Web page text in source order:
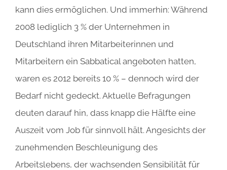
kann dies ermöglichen. Und immerhin: Während
2008 lediglich 3 % der Unternehmen in
Deutschland ihren Mitarbeiterinnen und
Mitarbeitern ein Sabbatical angeboten hatten,
waren es 2012 bereits 10 % – dennoch wird der
Bedarf nicht gedeckt. Aktuelle Befragungen
deuten darauf hin, dass knapp die Hälfte eine
Auszeit vom Job für sinnvoll hält. Angesichts der
zunehmenden Beschleunigung des
Arbeitslebens, der wachsenden Sensibilität für